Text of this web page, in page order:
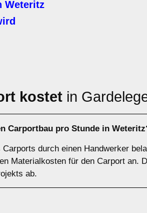
Weteritz
kostet in
Carportbau pro Stunde in
durch einen Handwerker
Materialkosten für den Carport an.
ab.